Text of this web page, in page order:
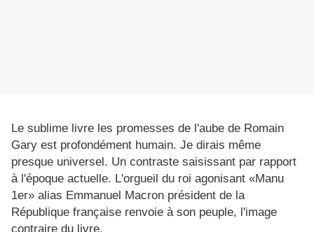
Le sublime livre les promesses de l'aube de Romain
Gary est profondément humain. Je dirais même
presque universel. Un contraste saisissant par rapport
à l'époque actuelle. L'orgueil du roi agonisant «Manu
1er» alias Emmanuel Macron président de la
République française renvoie à son peuple, l'image
contraire du livre.